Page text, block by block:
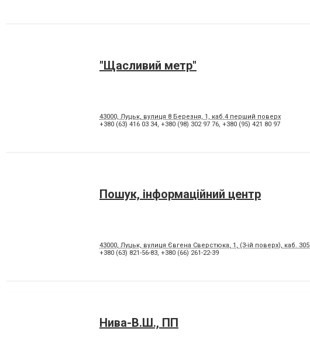
"Щасливий метр"
43000, Луцьк, вулиця 8 Березня, 1, каб.4 перший поверх
+380 (63) 416 03 34, +380 (98) 302 97 76, +380 (95) 421 80 97
Пошук, інформаційний центр
43000, Луцьк, вулиця Євгена Сверстюка, 1, (3-ій поверх), каб. 305
+380 (63) 821-56-83, +380 (66) 261-22-39
Нива-В.Ш., ПП